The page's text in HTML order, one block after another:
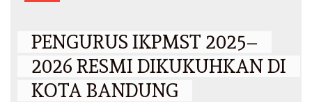
PENGURUS IKPMST 2025–
2026 RESMI DIKUKUHKAN DI
KOTA BANDUNG